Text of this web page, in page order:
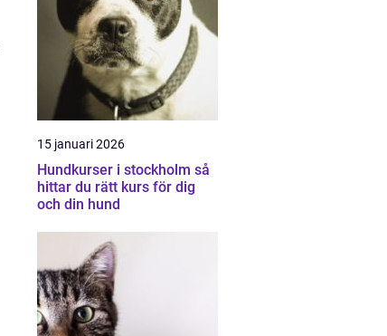
15 januari 2026
Hundkurser i stockholm så
hittar du rätt kurs för dig
och din hund